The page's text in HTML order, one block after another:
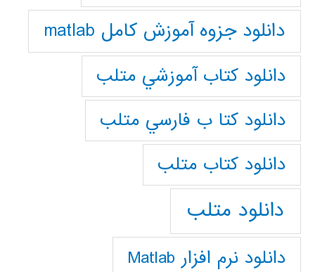
دانلود جزوه آموزش کامل matlab
دانلود كتاب آموزشي متلب
دانلود كتا ب فارسي متلب
دانلود كتاب متلب
دانلود متلب
دانلود نرم افزار Matlab